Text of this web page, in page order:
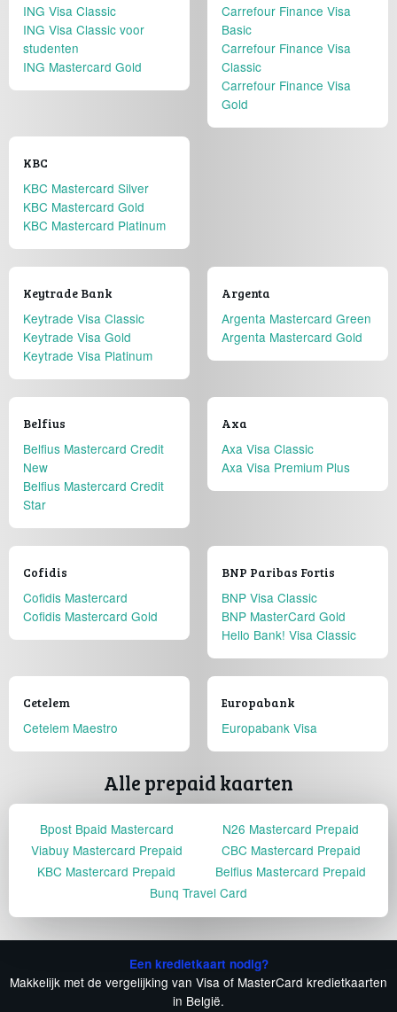
ING Visa Classic
ING Visa Classic voor
studenten
ING Mastercard Gold
Carrefour Finance Visa
Basic
Carrefour Finance Visa
Classic
Carrefour Finance Visa
Gold
KBC
KBC Mastercard Silver
KBC Mastercard Gold
KBC Mastercard Platinum
Keytrade Bank
Keytrade Visa Classic
Keytrade Visa Gold
Keytrade Visa Platinum
Argenta
Argenta Mastercard Green
Argenta Mastercard Gold
Belfius
Belfius Mastercard Credit
New
Belfius Mastercard Credit
Star
Axa
Axa Visa Classic
Axa Visa Premium Plus
Cofidis
Cofidis Mastercard
Cofidis Mastercard Gold
BNP Paribas Fortis
BNP Visa Classic
BNP MasterCard Gold
Hello Bank! Visa Classic
Cetelem
Cetelem Maestro
Europabank
Europabank Visa
Alle prepaid kaarten
Bpost Bpaid Mastercard
N26 Mastercard Prepaid
Viabuy Mastercard Prepaid
CBC Mastercard Prepaid
KBC Mastercard Prepaid
Belfius Mastercard Prepaid
Bunq Travel Card
Een kredietkaart nodig?
Makkelijk met de vergelijking van Visa of MasterCard kredietkaarten
in België.